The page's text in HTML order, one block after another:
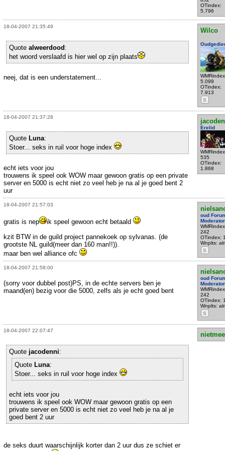
OTindex:
5.796
18-04-2007 21:35:49
Wilco
5.099
OTindex:
7.913
S
Quote alweerdood :
het woord verslaafd is hier wel op zijn plaats
neej, dat is een understatement...
18-04-2007 21:37:28
Erelid
535
OTindex:
1.868
Quote Luna:
Stoer... seks in ruil voor hoge index
echt iets voor jou
trouwens ik speel ook WOW maar gewoon gratis op een private
server en 5000 is echt niet zo veel heb je na al je goed bent 2
uur
18-04-2007 21:57:03
oud
Moderator
242
OTindex:
Wnplts:
S
gratis is nep
ik speel gewoon echt betaald
kzit BTW in de guild project pannekoek op sylvanas. (de
grootste NL guild(meer dan 160 man!!)).
maar ben wel alliance ofc
18-04-2007 21:58:00
oud
Moderator
242
OTindex:
Wnplts:
S
(sorry voor dubbel post)PS, in de echte servers ben je
maand(en) bezig voor die 5000, zelfs als je echt goed bent
18-04-2007 22:07:47
Quote jacodenni:
Quote Luna:
Stoer... seks in ruil voor hoge index
echt iets voor jou
trouwens ik speel ook WOW maar gewoon gratis op een
private server en 5000 is echt niet zo veel heb je na al je
goed bent 2 uur
de seks duurt waarschijnlijk korter dan 2 uur dus ze schiet er